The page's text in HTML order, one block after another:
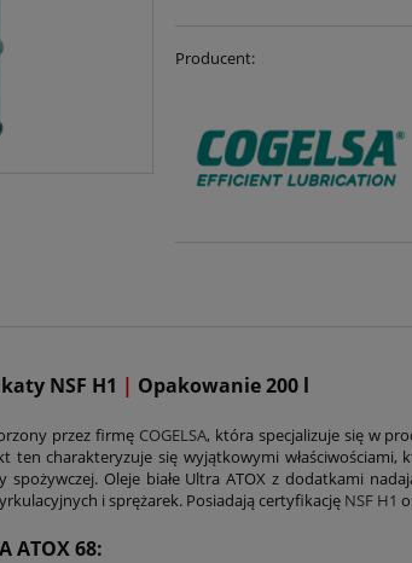
Producent:
NSF H1 | Opakowanie 200 l
przez firmę COGELSA, która specjalizuje się w
ten charakteryzuje się wyjątkowymi właściwościami,
Oleje białe Ultra ATOX z dodatkami
i sprężarek. Posiadają certyfikację NSF H1
ATOX 68: